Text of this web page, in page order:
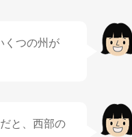
くつの州 が
だと、 西部の